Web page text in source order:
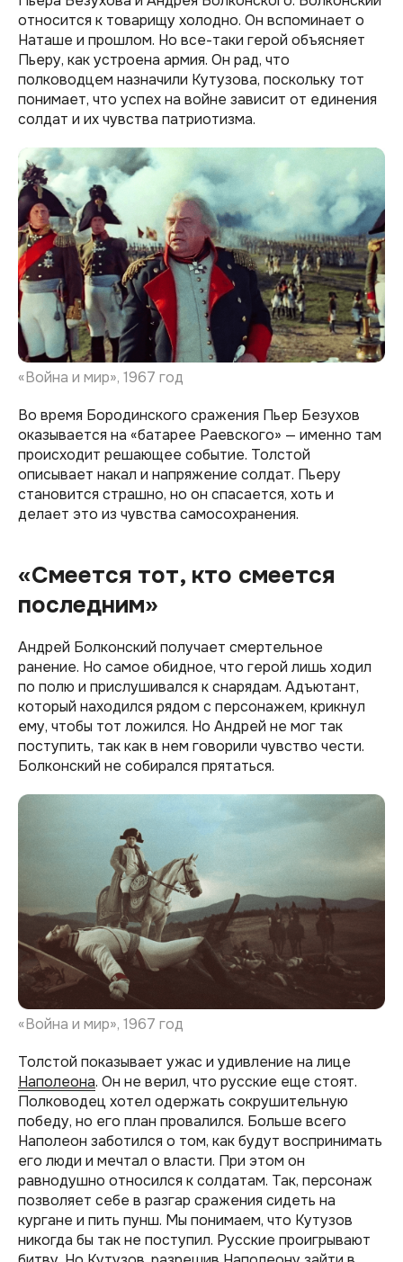
относится к товарищу холодно. Он вспоминает о
Наташе и прошлом. Но все-таки герой объясняет
Пьеру, как устроена армия. Он рад, что
полководцем назначили Кутузова, поскольку тот
понимает, что успех на войне зависит от единения
солдат и их чувства патриотизма.
«Война и мир», 1967 год
Во время Бородинского сражения Пьер Безухов
оказывается на «батарее Раевского» — именно там
происходит решающее событие. Толстой
описывает накал и напряжение солдат. Пьеру
становится страшно, но он спасается, хоть и
делает это из чувства самосохранения.
«Смеется тот, кто смеется
последним»
Андрей Болконский получает смертельное
ранение. Но самое обидное, что герой лишь ходил
по полю и прислушивался к снарядам. Адъютант,
который находился рядом с персонажем, крикнул
ему, чтобы тот ложился. Но Андрей не мог так
поступить, так как в нем говорили чувство чести.
Болконский не собирался прятаться.
«Война и мир», 1967 год
Толстой показывает ужас и удивление на лице
Наполеона. Он не верил, что русские еще стоят.
Полководец хотел одержать сокрушительную
победу, но его план провалился. Больше всего
Наполеон заботился о том, как будут воспринимать
его люди и мечтал о власти. При этом он
равнодушно относился к солдатам. Так, персонаж
позволяет себе в разгар сражения сидеть на
кургане и пить пунш. Мы понимаем, что Кутузов
никогда бы так не поступил. Русские проигрывают